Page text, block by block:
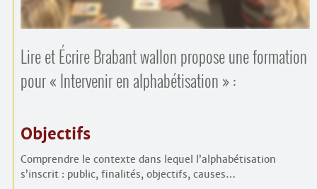
Lire et Écrire Brabant wallon propose une formation
pour « Intervenir en alphabétisation » :
Objectifs
Comprendre le contexte dans lequel l’alphabétisation
s’inscrit : public, finalités, objectifs, causes…